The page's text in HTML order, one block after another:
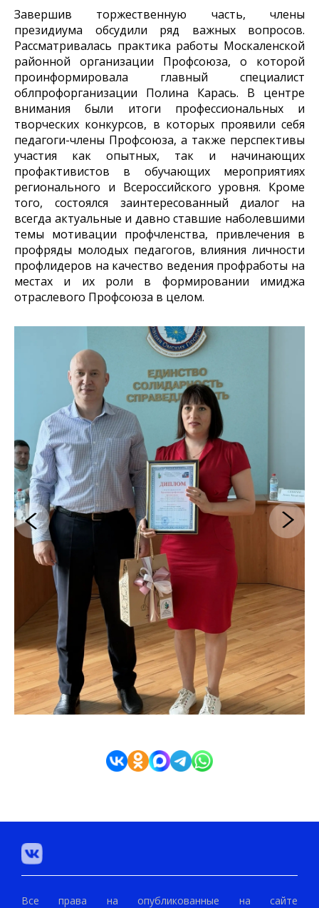
Завершив торжественную часть, члены
президиума обсудили ряд важных вопросов.
Рассматривалась практика работы Москаленской
районной организации Профсоюза, о которой
проинформировала главный специалист
облпрофорганизации Полина Карась. В центре
внимания были итоги профессиональных и
творческих конкурсов, в которых проявили себя
педагоги-члены Профсоюза, а также перспективы
участия как опытных, так и начинающих
профактивистов в обучающих мероприятиях
регионального и Всероссийского уровня. Кроме
того, состоялся заинтересованный диалог на
всегда актуальные и давно ставшие наболевшими
темы мотивации профчленства, привлечения в
профряды молодых педагогов, влияния личности
профлидеров на качество ведения профработы на
местах и их роли в формировании имиджа
отраслевого Профсоюза в целом.
Все права на опубликованные на сайте